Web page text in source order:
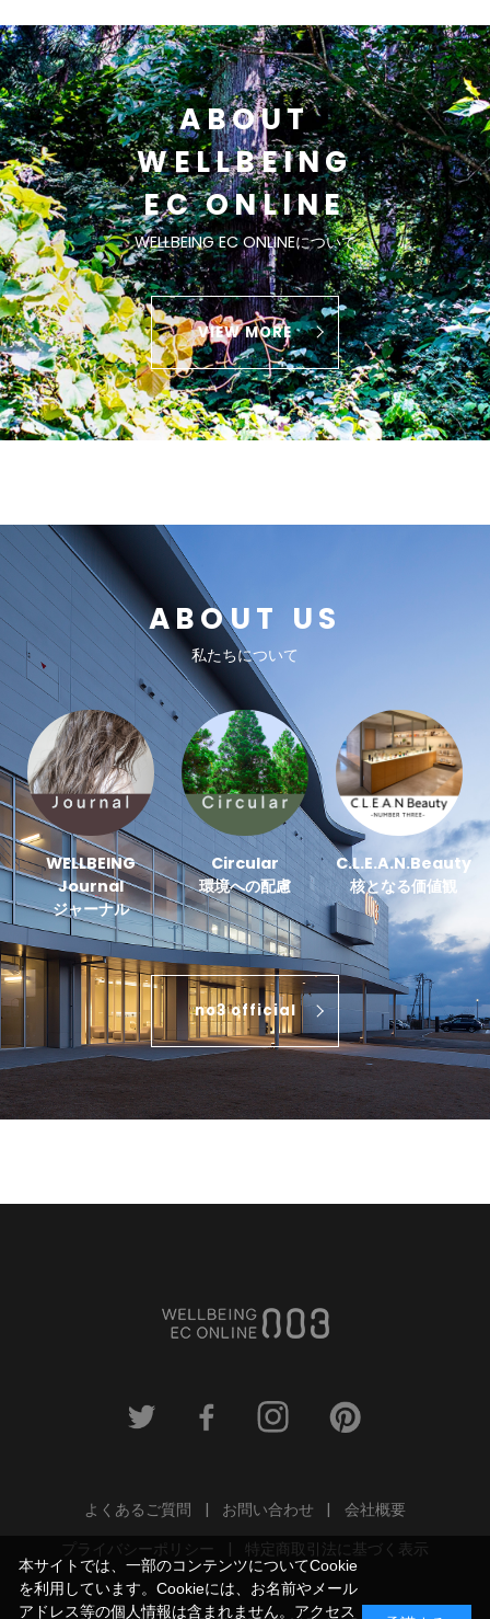
ABOUT
WELLBEING
EC ONLINE
WELLBEING EC ONLINEについて
VIEW MORE
ABOUT US
私たちについて
WELLBEING
Journal
ジャーナル
Circular
環境への配慮
C.L.E.A.N.Beauty
核となる価値観
no3 official
よくあるご質問 お問い合わせ
会社概要
プライバシーポリシー
特定商取引法に基づく表示
本サイトでは、一部のコンテンツについてCookie
を利用しています。Cookieには、お名前やメール
アドレス等の個人情報は含まれません。アクセス